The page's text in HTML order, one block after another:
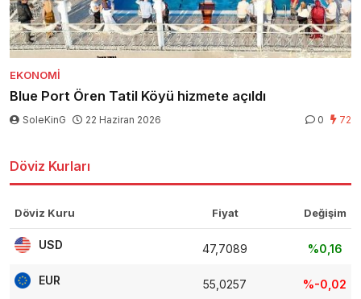
EKONOMI
Blue Port Ören Tatil Köyü hizmete açıldı
SoleKinG 22 Haziran 2026 0 72
Döviz Kurları
Döviz Kuru Fiyat Değişim
USD 47,7089 %0,16
EUR 55,0257 %-0,02